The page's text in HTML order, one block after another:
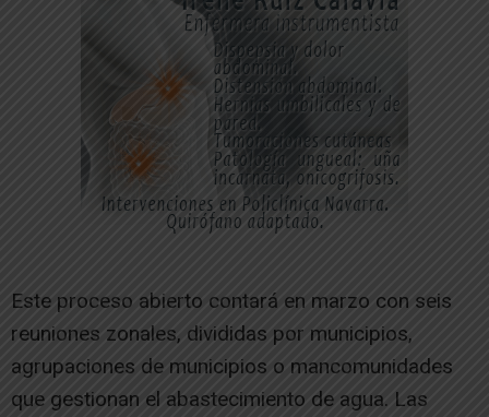
Este proceso abierto contará en marzo con seis
reuniones zonales, divididas por municipios,
agrupaciones de municipios o mancomunidades
que gestionan el abastecimiento de agua. Las